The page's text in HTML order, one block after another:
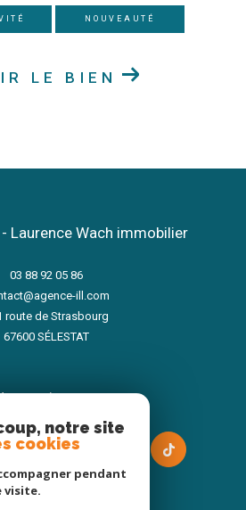
NOUVEAUTÉ
LE BIEN
- Laurence Wach immobilier
03 88 92 05 86
ill.com
route de Strasbourg
67600
SÉLESTAT
nous suivre sur
notre site
cookies
pendant
visite.